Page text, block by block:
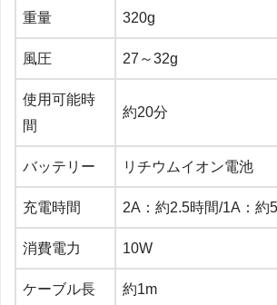
重量 320g
風圧 27～32g
使用可能時
間
約20分
バッテリー リチウムイオン電池
充電時間 2A：約2.5時間/1A：約
消費電力 10W
ケーブル長 約1m